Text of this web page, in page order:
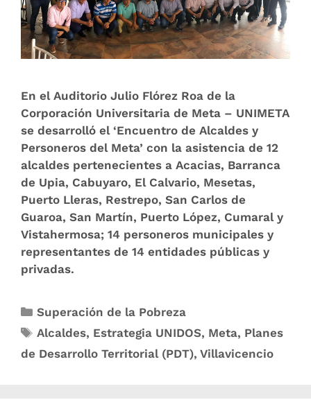
En el Auditorio Julio Flórez Roa de la
Corporación Universitaria de Meta – UNIMETA
se desarrolló el ‘Encuentro de Alcaldes y
Personeros del Meta’ con la asistencia de 12
alcaldes pertenecientes a Acacias, Barranca
de Upia, Cabuyaro, El Calvario, Mesetas,
Puerto Lleras, Restrepo, San Carlos de
Guaroa, San Martín, Puerto López, Cumaral y
Vistahermosa; 14 personeros municipales y
representantes de 14 entidades públicas y
privadas.
Superación de la Pobreza
Alcaldes, Estrategia UNIDOS, Meta, Planes
de Desarrollo Territorial (PDT), Villavicencio